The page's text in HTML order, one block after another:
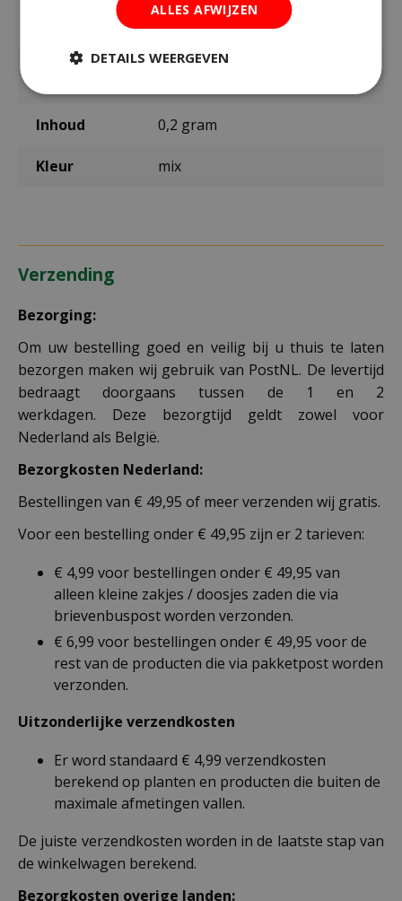
Zaaitemperat ca. 18ºC
Kiemduur in ca. 21 dagen
Inhoud 0,2 gram
Kleur mix
Verzending
Bezorging:
Om uw bestelling goed en veilig bij u thuis te laten
bezorgen maken wij gebruik van PostNL. De levertijd
bedraagt doorgaans tussen de 1 en 2
werkdagen. Deze bezorgtijd geldt zowel voor
Nederland als België.
Bezorgkosten Nederland:
Bestellingen van € 49,95 of meer verzenden wij gratis.
Voor een bestelling onder € 49,95 zijn er 2 tarieven:
€ 4,99 voor bestellingen onder € 49,95 van
alleen kleine zakjes / doosjes zaden die via
brievenbuspost worden verzonden.
€ 6,99 voor bestellingen onder € 49,95 voor de
rest van de producten die via pakketpost worden
verzonden.
Uitzonderlijke verzendkosten
Er word standaard € 4,99 verzendkosten
berekend op planten en producten die buiten de
maximale afmetingen vallen.
De juiste verzendkosten worden in de laatste stap van
de winkelwagen berekend.
Bezorgkosten overige landen:
ALLES AFWIJZEN
DETAILS WEERGEVEN